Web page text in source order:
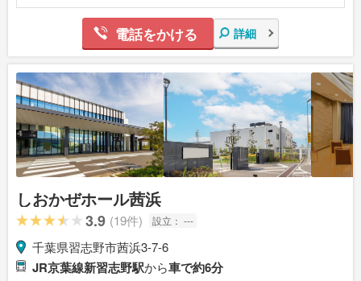
電話をかける 詳細
しおかぜホール茜浜
3.9 (19件) 設立： ---
千葉県習志野市茜浜3-7-6
JR京葉線新習志野駅から車で約6分